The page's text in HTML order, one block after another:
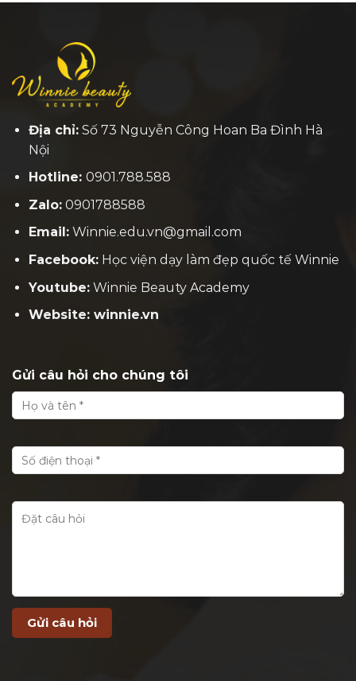
Địa chỉ:Số 73 Nguyễn Công Hoan Ba Đình Hà
Nội
Hotline: 0901.788.588
Zalo:0901788588
Email:Winnie.edu.vn@gmail.com
Facebook:Học viện dạy làm đẹp quốc tế Winnie
Youtube:Winnie Beauty Academy
Website: winnie.vn
Gửi câu hỏi cho chúng tôi